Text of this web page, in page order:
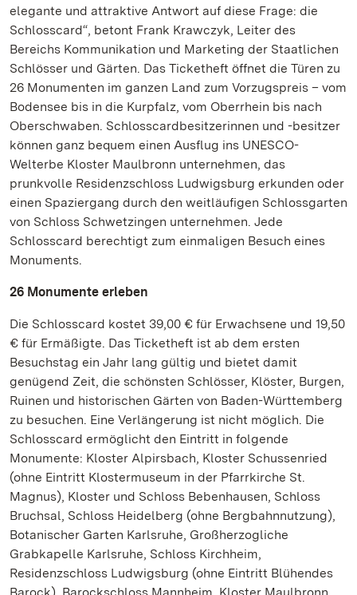
elegante und attraktive Antwort auf diese Frage: die
Schlosscard“, betont Frank Krawczyk, Leiter des
Bereichs Kommunikation und Marketing der Staatlichen
Schlösser und Gärten. Das Ticketheft öffnet die Türen zu
26 Monumenten im ganzen Land zum Vorzugspreis – vom
Bodensee bis in die Kurpfalz, vom Oberrhein bis nach
Oberschwaben. Schlosscardbesitzerinnen und -besitzer
können ganz bequem einen Ausflug ins UNESCO-
Welterbe Kloster Maulbronn unternehmen, das
prunkvolle Residenzschloss Ludwigsburg erkunden oder
einen Spaziergang durch den weitläufigen Schlossgarten
von Schloss Schwetzingen unternehmen. Jede
Schlosscard berechtigt zum einmaligen Besuch eines
Monuments.
26 Monumente erleben
Die Schlosscard kostet 39,00 € für Erwachsene und 19,50
€ für Ermäßigte. Das Ticketheft ist ab dem ersten
Besuchstag ein Jahr lang gültig und bietet damit
genügend Zeit, die schönsten Schlösser, Klöster, Burgen,
Ruinen und historischen Gärten von Baden-Württemberg
zu besuchen. Eine Verlängerung ist nicht möglich. Die
Schlosscard ermöglicht den Eintritt in folgende
Monumente: Kloster Alpirsbach, Kloster Schussenried
(ohne Eintritt Klostermuseum in der Pfarrkirche St.
Magnus), Kloster und Schloss Bebenhausen, Schloss
Bruchsal, Schloss Heidelberg (ohne Bergbahnnutzung),
Botanischer Garten Karlsruhe, Großherzogliche
Grabkapelle Karlsruhe, Schloss Kirchheim,
Residenzschloss Ludwigsburg (ohne Eintritt Blühendes